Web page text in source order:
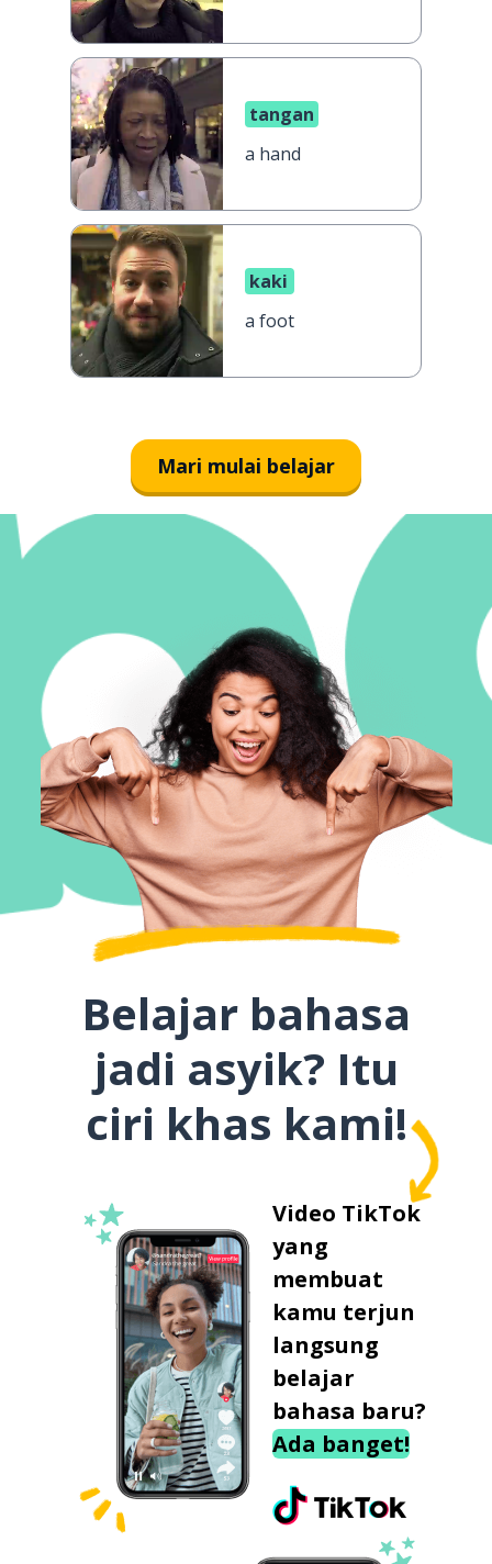
tangan
a hand
kaki
a foot
Mari mulai belajar
Belajar bahasa
jadi asyik? Itu
ciri khas kami!
Video TikTok
yang
membuat
kamu terjun
langsung
belajar
bahasa baru?
Ada banget!